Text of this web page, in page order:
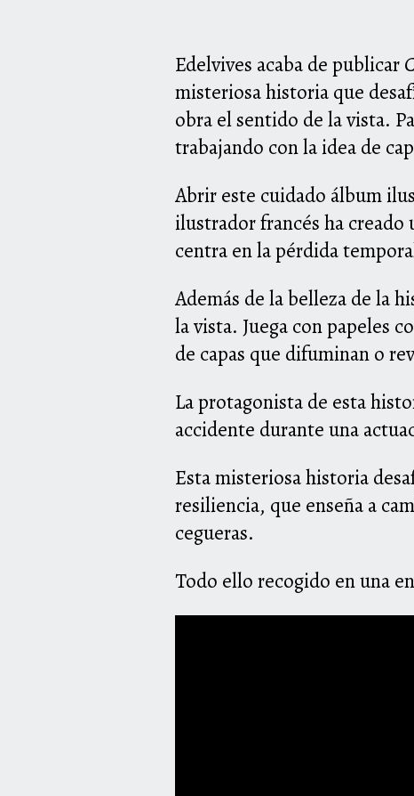
Edelvives acaba de publicar
misteriosa historia que
obra el sentido de la vista.
trabajando con la idea de
Abrir este cuidado álbum
ilustrador francés ha
centra en la pérdida
Además de la belleza de la
la vista. Juega con papeles
de capas que difuminan o
La protagonista de esta
accidente durante una
Esta misteriosa historia
resiliencia, que enseña a
cegueras.
Todo ello recogido en una